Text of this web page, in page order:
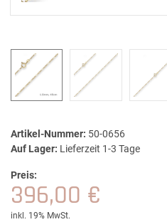
Artikel-Nummer: 50-0656
Auf Lager: Lieferzeit 1-3 Tage
Preis:
396,00 €
inkl. 19% MwSt.